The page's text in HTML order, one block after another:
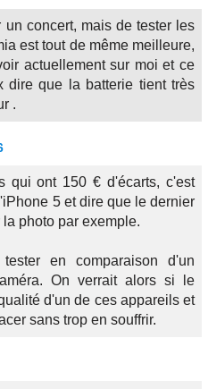
un concert, mais de tester les
est tout de même meilleure,
actuellement sur moi et ce
dire que la batterie tient très
.
qui ont 150 € d'écarts, c'est
5 et dire que le dernier
photo par exemple.
en comparaison d'un
On verrait alors si le
d'un de ces appareils et
sans trop en souffrir.